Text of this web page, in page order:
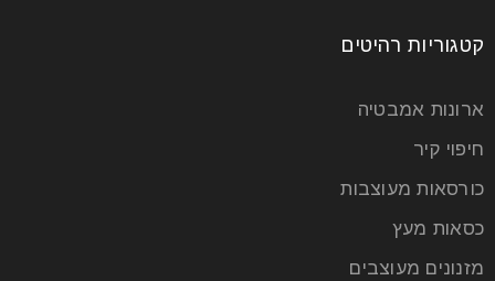
חיפוי קיר לסלון
קטגוריות רהיטים
ארונות אמבטיה
חיפוי קיר
כורסאות מעוצבות
כסאות מעץ
מזנונים מעוצבים